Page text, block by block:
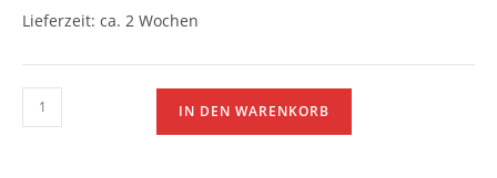
Lieferzeit: ca. 2 Wochen
Gästehausschuhe
gelb,
IN DEN WARENKORB